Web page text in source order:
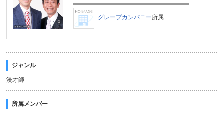
グレープカンパニー所属
ジャンル
漫才師
所属メンバー